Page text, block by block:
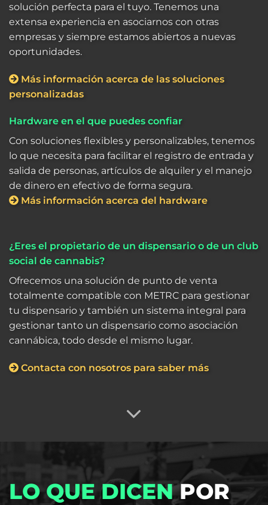
solución perfecta para el tuyo. Tenemos una
extensa experiencia en asociarnos con otras
empresas y siempre estamos abiertos a nuevas
oportunidades.
Más información acerca de las soluciones
personalizadas
Hardware en el que puedes confiar
Con soluciones flexibles y personalizables, tenemos
lo que necesita para facilitar el registro de entrada y
salida de personas, artículos de alquiler y el manejo
de dinero en efectivo de forma segura.
Más información acerca del hardware
¿Eres el propietario de un dispensario o de un club
social de cannabis?
Ofrecemos una solución de punto de venta
totalmente compatible con METRC para gestionar
tu dispensario y también un sistema integral para
gestionar tanto un dispensario como asociación
cannábica, todo desde el mismo lugar.
Contacta con nosotros para saber más
LO QUE DICENPOR